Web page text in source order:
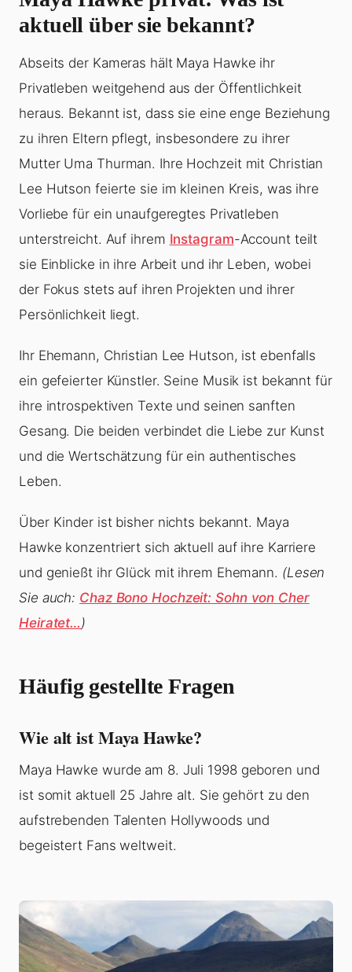
aktuell über sie bekannt?
Abseits der Kameras hält Maya Hawke ihr
Privatleben weitgehend aus der Öffentlichkeit
heraus. Bekannt ist, dass sie eine enge Beziehung
zu ihren Eltern pflegt, insbesondere zu ihrer
Mutter Uma Thurman. Ihre Hochzeit mit Christian
Lee Hutson feierte sie im kleinen Kreis, was ihre
Vorliebe für ein unaufgeregtes Privatleben
unterstreicht. Auf ihrem Instagram-Account teilt
sie Einblicke in ihre Arbeit und ihr Leben, wobei
der Fokus stets auf ihren Projekten und ihrer
Persönlichkeit liegt.
Ihr Ehemann, Christian Lee Hutson, ist ebenfalls
ein gefeierter Künstler. Seine Musik ist bekannt für
ihre introspektiven Texte und seinen sanften
Gesang. Die beiden verbindet die Liebe zur Kunst
und die Wertschätzung für ein authentisches
Leben.
Über Kinder ist bisher nichts bekannt. Maya
Hawke konzentriert sich aktuell auf ihre Karriere
und genießt ihr Glück mit ihrem Ehemann. (Lesen
Sie auch: Chaz Bono Hochzeit: Sohn von Cher
Heiratet…)
Häufig gestellte Fragen
Wie alt ist Maya Hawke?
Maya Hawke wurde am 8. Juli 1998 geboren und
ist somit aktuell 25 Jahre alt. Sie gehört zu den
aufstrebenden Talenten Hollywoods und
begeistert Fans weltweit.